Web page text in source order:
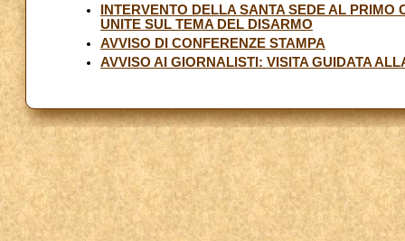
INTERVENTO DELLA SANTA SEDE AL
UNITE SUL TEMA DEL DISARMO
AVVISO DI CONFERENZE STAMPA
AVVISO AI GIORNALISTI: VISITA GUIDATA